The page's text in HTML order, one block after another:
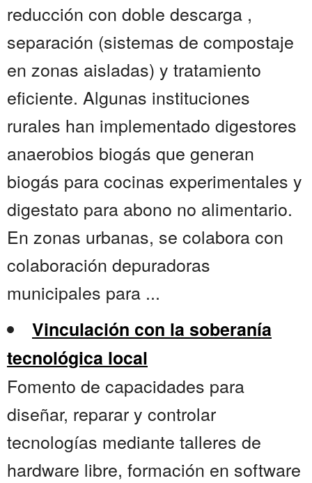
reducción con doble descarga ,
separación (sistemas de compostaje
en zonas aisladas) y tratamiento
eficiente. Algunas instituciones
rurales han implementado digestores
anaerobios biogás que generan
biogás para cocinas experimentales y
digestato para abono no alimentario.
En zonas urbanas, se colabora con
colaboración depuradoras
municipales para ...
Vinculación con la soberanía
tecnológica local
Fomento de capacidades para
diseñar, reparar y controlar
tecnologías mediante talleres de
hardware libre, formación en software